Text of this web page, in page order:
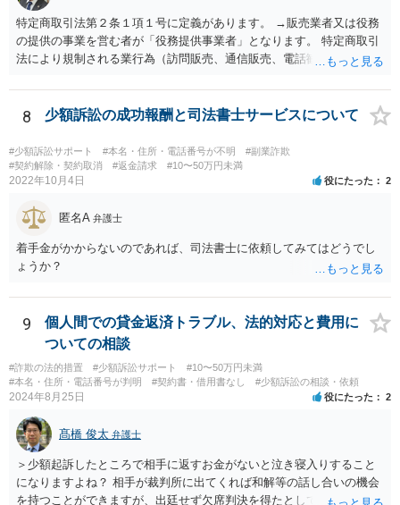
特定商取引法第２条１項１号に定義があります。 →販売業者又は役務
の提供の事業を営む者が「役務提供事業者」となります。 特定商取引
法により規制される業行為（訪問販売、通信販売、電話勧誘販売な
を守る必要があります。
8 少額訴訟の成功報酬と司法書士サービスについて
#少額訴訟サポート #本名・住所・電話番号が不明
#副業詐欺
#契約解除・契約取消
#返金請求 #10〜50万円未満
2022年10月4日 役にたった 2
匿名A 弁護士
着手金がかからないのであれば、司法書士に依頼してみてはどうでし
ょうか？
9
個人間での貸金返済トラブル、法的対応と費用に
ついての相談
#詐欺の法的措置 #少額訴訟サポート
#10〜50万円未満
#本名・住所・電話番号が判明
#契約書・借用書なし #少額訴訟の相談・依頼
2024年8月25日 役にたった 2
髙橋 俊太 弁護士
＞少額起訴したところで相手に返すお金がないと泣き寝入りすること
になりますよね？ 相手が裁判所に出てくれば和解等の話し合いの機会
を持つことができますが、出廷せず欠席判決を得たとしても、執行段